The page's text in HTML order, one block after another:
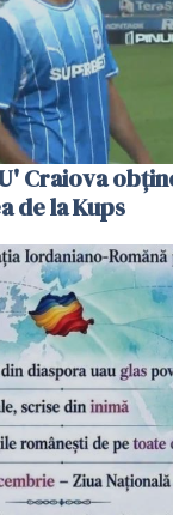
Craiova
de la Kups